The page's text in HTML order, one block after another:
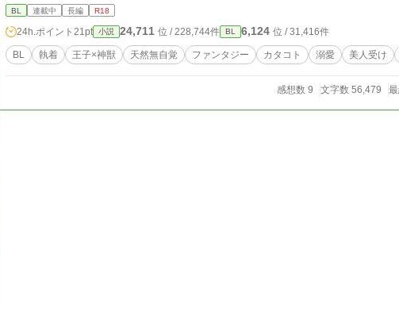
BL 連載中 長編 R18
24h.ポイント 21pt 小説 24,711 位 / 228,744件 BL 6,124 位 / 31,416件
BL 執着 王子×神獣 天然無自覚 ファンタジー カタコト 溺愛 美人受け
感想数 9 文字数 56,479